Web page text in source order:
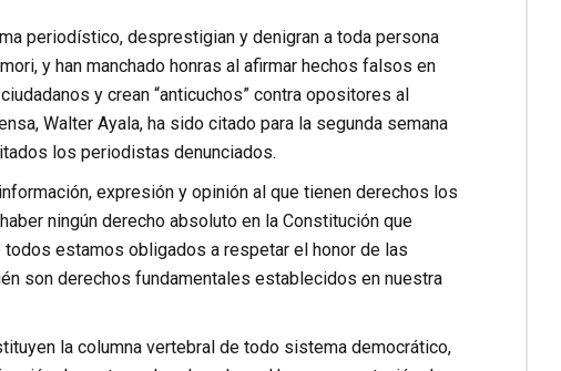
periodístico, desprestigian y denigran a toda persona
y han manchado honras al afirmar hechos falsos en
y crean “anticuchos” contra opositores al
Walter Ayala, ha sido citado para la segunda semana
los periodistas denunciados.
expresión y opinión al que tienen derechos los
ningún derecho absoluto en la Constitución que
estamos obligados a respetar el honor de las
son derechos fundamentales establecidos en nuestra
la columna vertebral de todo sistema democrático,